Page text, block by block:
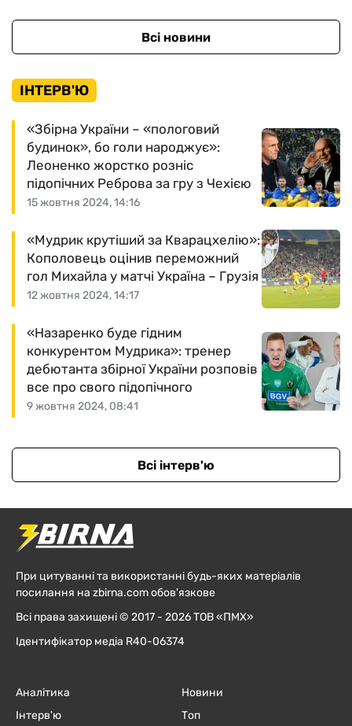
Всі новини
ІНТЕРВ'Ю
15 жовтня 2024, 14:16
«Збірна України – «пологовий
будинок», бо голи народжує»:
Леоненко жорстко розніс
підопічних Реброва за гру з Чехією
12 жовтня 2024, 14:17
«Мудрик крутіший за Кварацхелію»:
Кополовець оцінив переможний
гол Михайла у матчі Україна – Грузія
9 жовтня 2024, 08:41
«Назаренко буде гідним
конкурентом Мудрика»: тренер
дебютанта збірної України розповів
все про свого підопічного
Всі інтерв'ю
При цитуванні та використанні будь-яких матеріалів
посилання на zbirna.com обов'язкове
Всі права захищені © 2017 - 2026 ТОВ «ПМХ»
Ідентифікатор медіа R40-06374
Аналітика
Інтерв'ю
Новини
Топ